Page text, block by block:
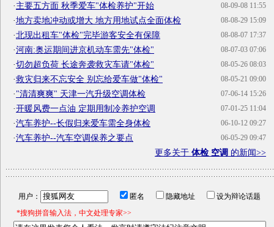
08-09-08 11:55
·主要五方面 秋季爱车"体检养护"开始
08-08-29 15:09
·地方卖地冲动或增大 地方用地试点全面体检
08-08-07 17:37
·北现出租车"体检"完毕游客安全有保障
08-07-03 07:06
·河南:奥运期间进京机动车需先"体检"
08-05-26 08:03
·切勿超负荷 长途奔袭救灾车请"体检"
08-05-21 09:00
·救灾归来不忘安全 别忘给爱车做"体检"
07-06-14 15:26
·"清清爽爽" 天津一汽升级空调体检
07-01-25 11:04
·开暖风费一点油 定期用制冷养护空调
06-10-12 09:27
·汽车养护--长假归来爱车需全身体检
06-05-29 09:47
·汽车养护--汽车空调保养之要点
更多关于 体检 空调 的新闻>>
用户： 匿名 隐藏地址
设为辩论话题
*搜狗拼音输入法，中文处理专家>>